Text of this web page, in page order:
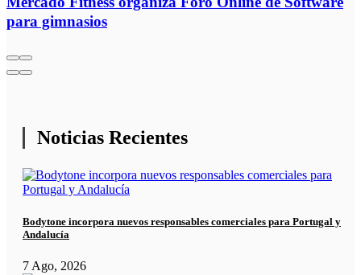
para gimnasios
Noticias Recientes
Bodytone incorpora nuevos responsables comerciales para Portugal y
Andalucía
7 Ago, 2026